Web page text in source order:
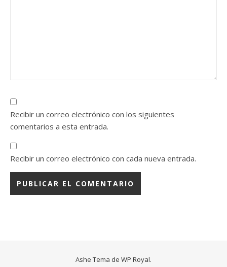
Recibir un correo electrónico con los siguientes
comentarios a esta entrada.
Recibir un correo electrónico con cada nueva entrada.
Ashe Tema de WP Royal.